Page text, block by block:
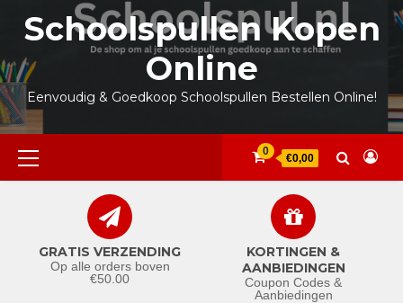
inhoud
Schoolspullen Kopen
Online
Eenvoudig & Goedkoop Schoolspullen Bestellen Online!
Primair
menu
0
€0,00
GRATIS VERZENDING
Op alle orders boven
€50.00
KORTINGEN &
AANBIEDINGEN
Coupon Codes &
Aanbiedingen